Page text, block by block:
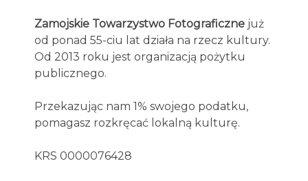
Zamojskie Towarzystwo Fotograficzne już
od ponad 55-ciu lat działa na rzecz kultury.
Od 2013 roku jest organizacją pożytku
publicznego.
Przekazując nam 1% swojego podatku,
pomagasz rozkręcać lokalną kulturę.
KRS 0000076428